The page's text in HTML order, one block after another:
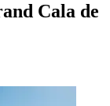
Cala de